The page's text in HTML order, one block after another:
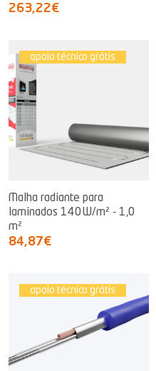
263,22€
apoio técnico grátis
Malha radiante para
laminados 140W/m² - 1,0
m²
84,87€
apoio técnico grátis